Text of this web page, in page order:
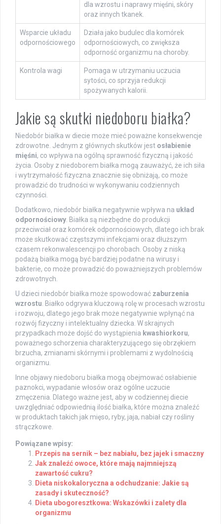
dla wzrostu i naprawy mięśni, skóry
oraz innych tkanek.
Wsparcie układu
odpornościowego
Działa jako budulec dla komórek
odpornościowych, co zwiększa
odporność organizmu na choroby.
Kontrola wagi
Pomaga w utrzymaniu uczucia
sytości, co sprzyja redukcji
spożywanych kalorii.
Jakie są skutki niedoboru białka?
Niedobór białka w diecie może mieć poważne konsekwencje
zdrowotne. Jednym z głównych skutków jest osłabienie
mięśni, co wpływa na ogólną sprawność fizyczną i jakość
życia. Osoby z niedoborem białka mogą zauważyć, że ich siła
i wytrzymałość fizyczna znacznie się obniżają, co może
prowadzić do trudności w wykonywaniu codziennych
czynności.
Dodatkowo, niedobór białka negatywnie wpływa na układ
odpornościowy . Białka są niezbędne do produkcji
przeciwciał oraz komórek odpornościowych, dlatego ich brak
może skutkować częstszymi infekcjami oraz dłuższym
czasem rekonwalescencji po chorobach. Osoby z niską
podażą białka mogą być bardziej podatne na wirusy i
bakterie, co może prowadzić do poważniejszych problemów
zdrowotnych.
U dzieci niedobór białka może spowodować zaburzenia
wzrostu . Białko odgrywa kluczową rolę w procesach wzrostu
i rozwoju, dlatego jego brak może negatywnie wpłynąć na
rozwój fizyczny i intelektualny dziecka. W skrajnych
przypadkach może dojść do wystąpienia kwashiorkoru,
poważnego schorzenia charakteryzującego się obrzękiem
brzucha, zmianami skórnymi i problemami z wydolnością
organizmu.
Inne objawy niedoboru białka mogą obejmować osłabienie
paznokci, wypadanie włosów oraz ogólne uczucie
zmęczenia. Dlatego ważne jest, aby w codziennej diecie
uwzględniać odpowiednią ilość białka, które można znaleźć
w produktach takich jak mięso, ryby, jaja, nabiał czy rośliny
strączkowe.
Powiązane wpisy:
Przepis na sernik – bez nabiału, bez jajek i smaczny
Jak znaleźć owoce, które mają najmniejszą
zawartość cukru?
Dieta niskokaloryczna a odchudzanie: Jakie są
zasady i skuteczność?
Dieta ubogoresztkowa: Wskazówki i zalety dla
organizmu